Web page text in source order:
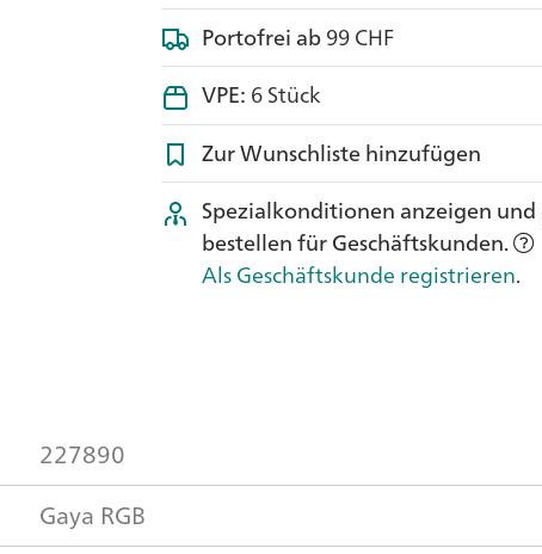
Portofrei ab99 CHF
VPE:6 Stück
Zur Wunschliste hinzufügen
Spezialkonditionen anzeigen
bestellen für Geschäftskunden.
Als Geschäftskunde registrieren.
227890
Gaya RGB